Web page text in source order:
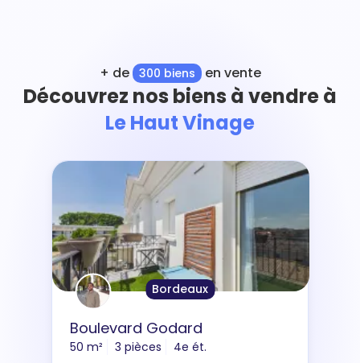
+ de 300 biens en vente
Découvrez nos biens à vendre à
Le Haut Vinage
Bordeaux
Boulevard Godard
50 m² 3 pièces 4e ét.